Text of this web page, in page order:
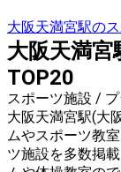
大阪天満宮駅の
大阪天満
TOP20
スポーツ施設 /
大阪天満宮駅(大
ムやスポーツ教
ツ施設を多数掲